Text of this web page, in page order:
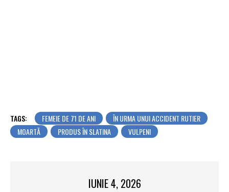
TAGS: FEMEIE DE 71 DE ANI
ÎN URMA UNUI ACCIDENT RUTIER
MOARTĂ
PRODUS ÎN SLATINA VULPENI
IUNIE 4, 2026